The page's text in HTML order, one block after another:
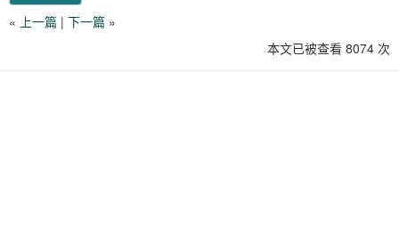
« 上一篇 | 下一篇 »
本文已被查看 8074 次